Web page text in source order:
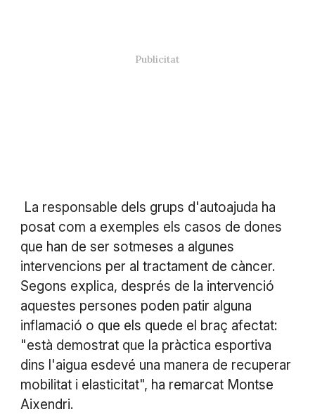
La responsable dels grups d'autoajuda ha
posat com a exemples els casos de dones
que han de ser sotmeses a algunes
intervencions per al tractament de càncer.
Segons explica, després de la intervenció
aquestes persones poden patir alguna
inflamació o que els quede el braç afectat:
"està demostrat que la pràctica esportiva
dins l'aigua esdevé una manera de recuperar
mobilitat i elasticitat", ha remarcat Montse
Aixendri.